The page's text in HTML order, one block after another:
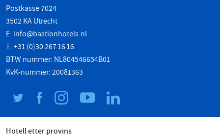
Postkasse 7024
3502 KA Utrecht
E: info@bastionhotels.nl
T: +31 (0)30 267 16 16
BTW nummer: NL804546654B01
KvK-nummer: 20081363
Hotell etter provins